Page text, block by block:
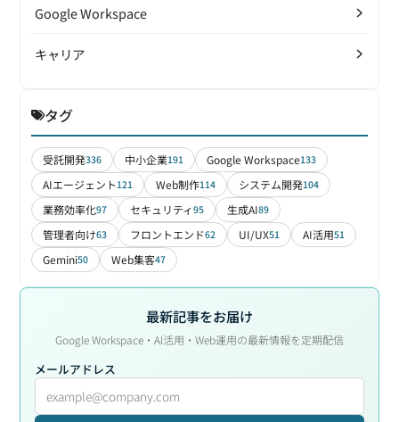
Google Workspace
キャリア
タグ
受託開発336 中小企業191 Google Workspace133
AIエージェント121 Web制作114 システム開発104
業務効率化97 セキュリティ95 生成AI89
管理者向け63 フロントエンド62 UI/UX51 AI活用51
Gemini50 Web集客47
最新記事をお届け
Google Workspace・AI活用・Web運用の最新情報を定期配信
メールアドレス